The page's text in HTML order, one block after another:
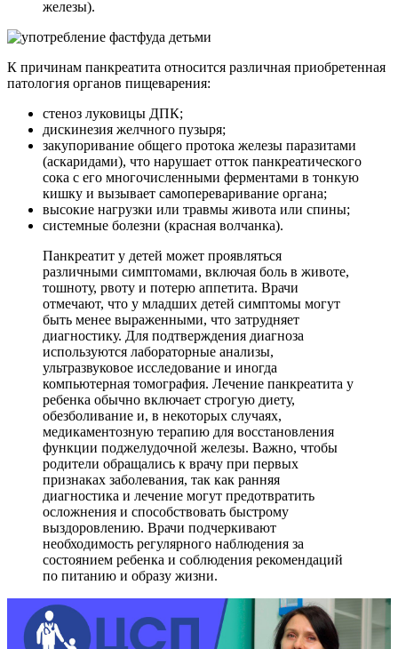
железы).
К причинам панкреатита относится различная приобретенная
патология органов пищеварения:
стеноз луковицы ДПК;
дискинезия желчного пузыря;
закупоривание общего протока железы паразитами
(аскаридами), что нарушает отток панкреатического
сока с его многочисленными ферментами в тонкую
кишку и вызывает самопереваривание органа;
высокие нагрузки или травмы живота или спины;
системные болезни (красная волчанка).
Панкреатит у детей может проявляться
различными симптомами, включая боль в животе,
тошноту, рвоту и потерю аппетита. Врачи
отмечают, что у младших детей симптомы могут
быть менее выраженными, что затрудняет
диагностику. Для подтверждения диагноза
используются лабораторные анализы,
ультразвуковое исследование и иногда
компьютерная томография. Лечение панкреатита у
ребенка обычно включает строгую диету,
обезболивание и, в некоторых случаях,
медикаментозную терапию для восстановления
функции поджелудочной железы. Важно, чтобы
родители обращались к врачу при первых
признаках заболевания, так как ранняя
диагностика и лечение могут предотвратить
осложнения и способствовать быстрому
выздоровлению. Врачи подчеркивают
необходимость регулярного наблюдения за
состоянием ребенка и соблюдения рекомендаций
по питанию и образу жизни.